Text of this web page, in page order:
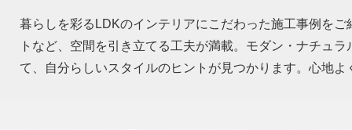
暮らしを彩るLDKのインテリアにこだわった施工事例を
トなど、空間を引き立てる工夫が満載。モダン・ナチュ
て、自分らしいスタイルのヒントが見つかります。心地